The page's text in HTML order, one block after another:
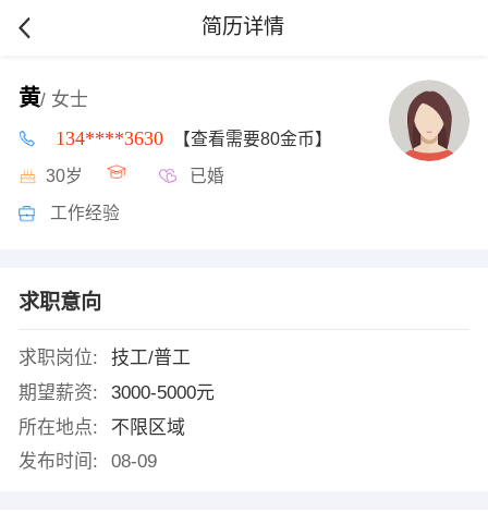
简历详情
黄/ 女士
134****3630 【查看需要80金币】
30岁 已婚
工作经验
求职意向
求职岗位:
技工/普工
期望薪资:
3000-5000元
所在地点:
不限区域
发布时间:
08-09